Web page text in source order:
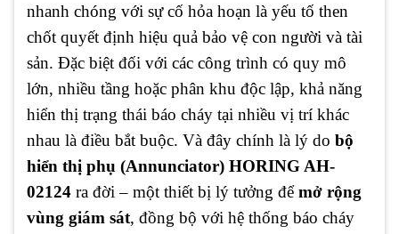
nhanh chóng với sự cố hỏa hoạn là yếu tố then
chốt quyết định hiệu quả bảo vệ con người và tài
sản. Đặc biệt đối với các công trình có quy mô
lớn, nhiều tầng hoặc phân khu độc lập, khả năng
hiển thị trạng thái báo cháy tại nhiều vị trí khác
nhau là điều bắt buộc. Và đây chính là lý do bộ
hiển thị phụ (Annunciator) HORING AH-
02124 ra đời – một thiết bị lý tưởng đểmở rộng
vùng giám sát, đồng bộ với hệ thống báo cháy